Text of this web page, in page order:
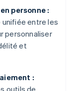
personne :
entre les
personnaliser
et
: